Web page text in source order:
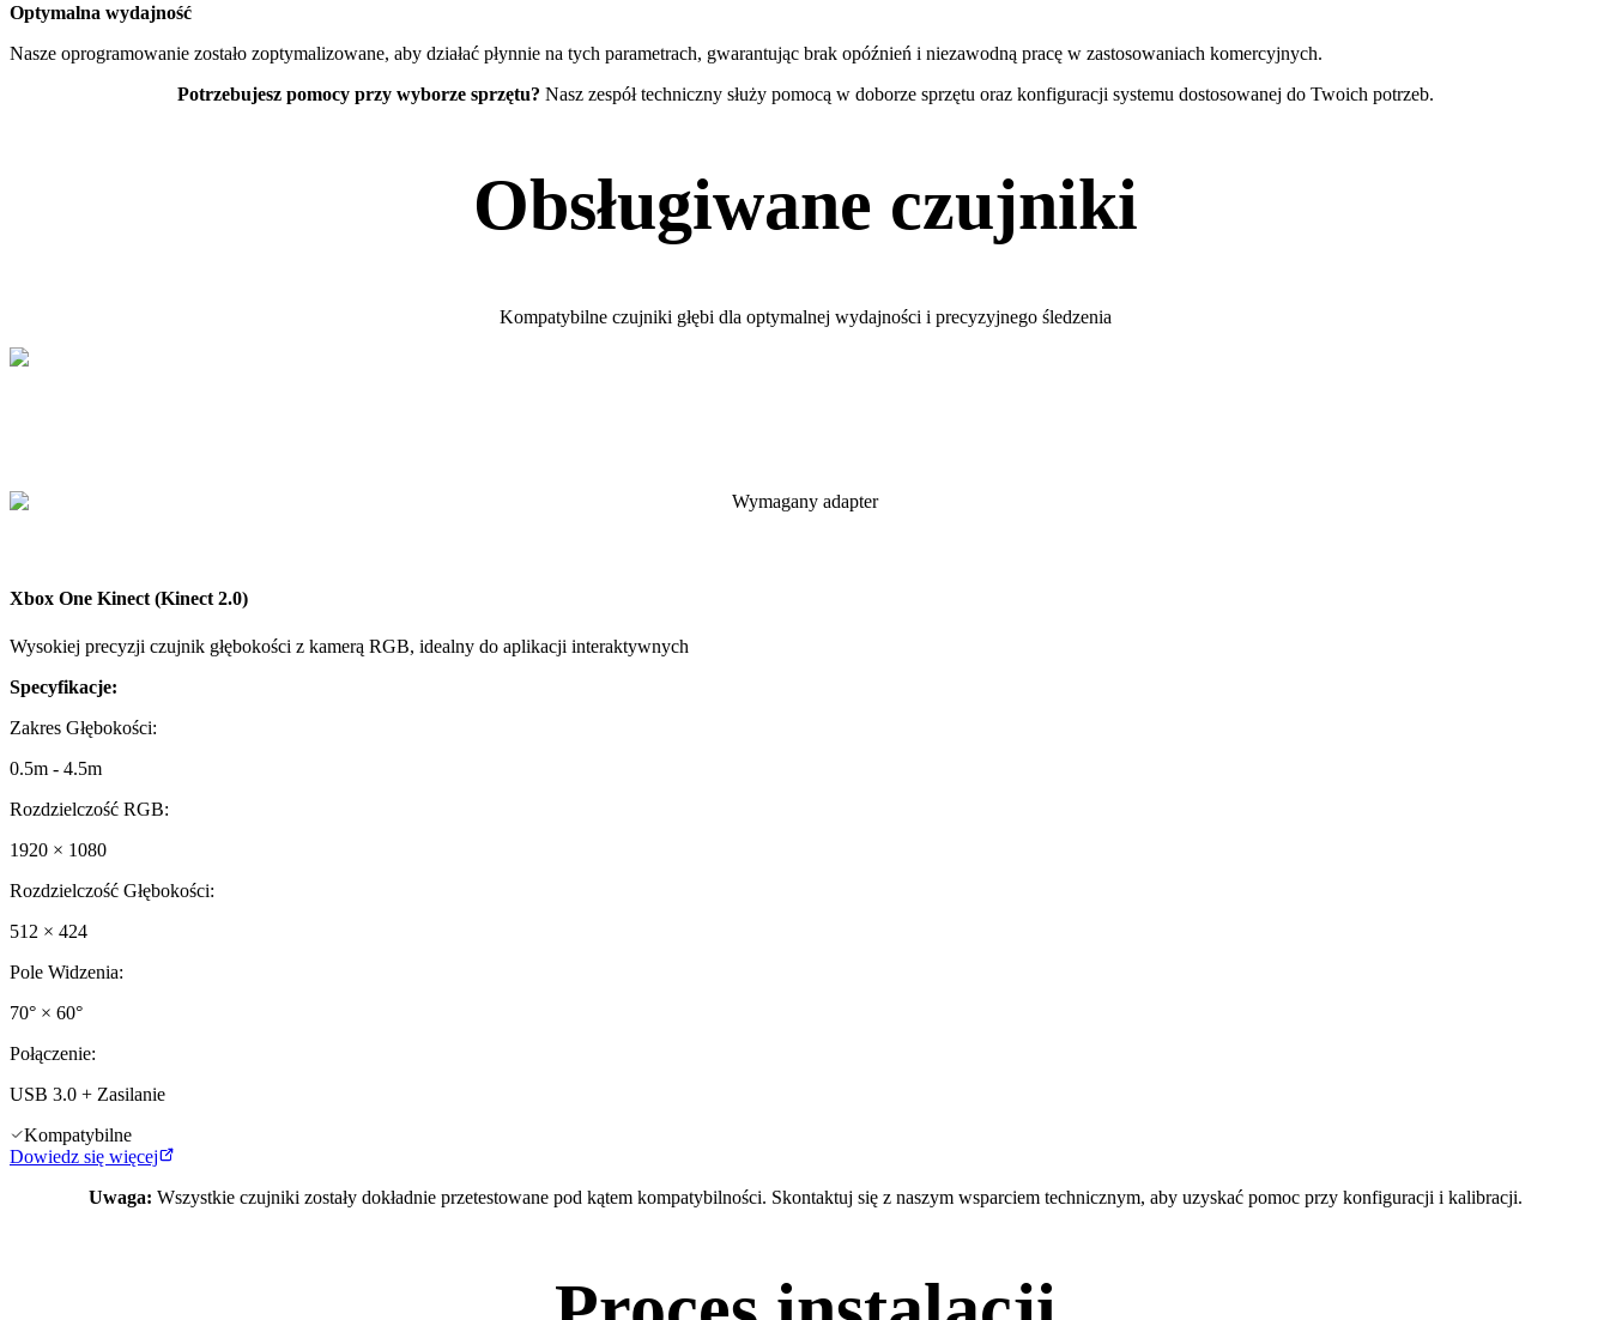
Optymalna wydajność
Nasze oprogramowanie zostało zoptymalizowane, aby działać płynnie na tych parametrach, gwarantując brak opóźnień i niezawodną pracę w zastosowaniach komercyjnych.
Potrzebujesz pomocy przy wyborze sprzętu? Nasz zespół techniczny służy pomocą w doborze sprzętu oraz konfiguracji systemu dostosowanej do Twoich potrzeb.
Obsługiwane czujniki
Kompatybilne czujniki głębi dla optymalnej wydajności i precyzyjnego śledzenia
Wymagany adapter
Xbox One Kinect (Kinect 2.0)
Wysokiej precyzji czujnik głębokości z kamerą RGB, idealny do aplikacji interaktywnych
Specyfikacje:
Zakres Głębokości:
0.5m - 4.5m
Rozdzielczość RGB:
1920 × 1080
Rozdzielczość Głębokości:
512 × 424
Pole Widzenia:
70° × 60°
Połączenie:
USB 3.0 + Zasilanie
Kompatybilne
Dowiedz się więcej
Uwaga: Wszystkie czujniki zostały dokładnie przetestowane pod kątem kompatybilności. Skontaktuj się z naszym wsparciem technicznym, aby uzyskać pomoc przy konfiguracji i kalibracji.